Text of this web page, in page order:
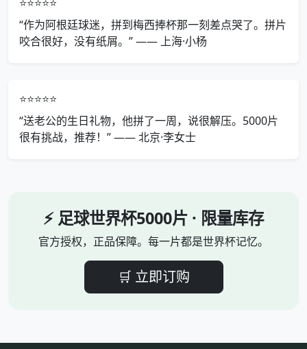
“作为阿根廷球迷，拼到梅西捧杯那一刻差点哭了。拼片
咬合很好，没有纸屑。” —— 上海·小杨
⭐⭐⭐⭐⭐
“送老公的生日礼物，他拼了一周，说很解压。5000片
很有挑战，推荐！” —— 北京·李女士
⚡ 足球世界杯5000片 · 限量库存
官方授权，正品保障。每一片都是世界杯记忆。
🛒 立即订购